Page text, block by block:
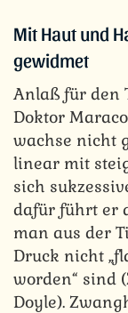
Mit Haut und
gewidmet
Anlaß für den
Doktor
wachse nicht
linear mit
sich
dafür führt er
man aus der
Druck nicht
worden“ sind
Doyle).